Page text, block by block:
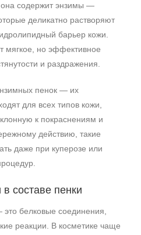
содержит энзимы —
деликатно растворяют
барьер кожи.
мягкое, но эффективное
и раздражения.
пенок — их
для всех типов кожи,
к покраснениям и
действию, такие
даже при куперозе или
составе пенки
белковые соединения,
реакции. В косметике чаще